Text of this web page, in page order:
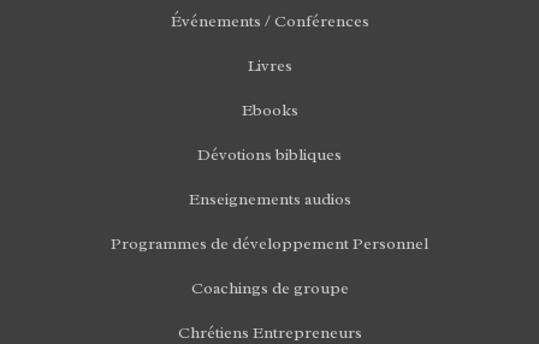
Événements / Conférences
Livres
Ebooks
Dévotions bibliques
Enseignements audios
Programmes de développement Personnel
Coachings de groupe
Chrétiens Entrepreneurs